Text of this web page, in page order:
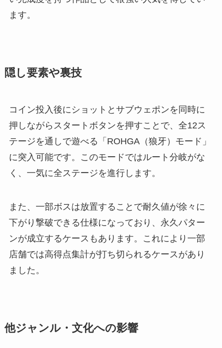
ます。
隠し要素や裏技
コイン投入後にショットとサブウェポンを同時に
押しながらスタートボタンを押すことで、全12ス
テージを通しで遊べる「ROHGA（狼牙）モード」
に突入可能です。このモードではルート分岐がな
く、一気に全ステージを進行します。
また、一部ボスは放置することで耐久値が徐々に
下がり撃破できる仕様になっており、永久パター
ンが成立するケースもあります。これにより一部
店舗では高得点集計が打ち切られるケースがあり
ました。
他ジャンル・文化への影響